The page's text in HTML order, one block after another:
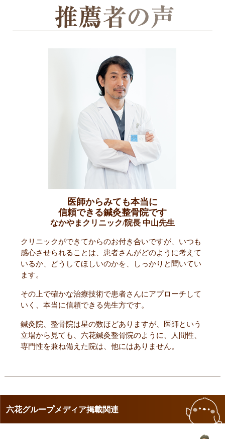
医師からみても本当に
信頼できる鍼灸整骨院です
なかやまクリニック/院長 中山先生
クリニックができてからのお付き合いですが、いつも
感心させられることは、患者さんがどのように考えて
いるか、どうしてほしいのかを、しっかりと聞いてい
ます。
その上で確かな治療技術で患者さんにアプローチして
いく、本当に信頼できる先生方です。
鍼灸院、整骨院は星の数ほどありますが、医師という
立場から見ても、六花鍼灸整骨院のように、人間性、
専門性を兼ね備えた院は、他にはありません。
六花グループメディア掲載関連